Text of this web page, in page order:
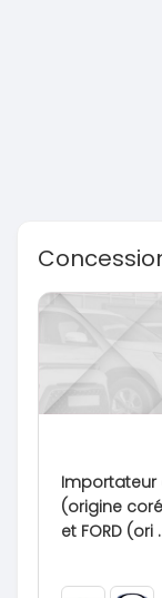
Importateur
(origine
et FORD (ori